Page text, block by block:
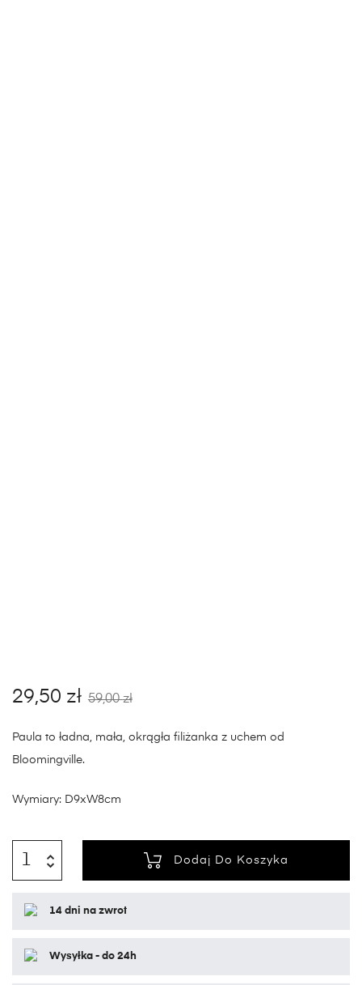
59,00zł
29,50 zł
Paula to ładna, mała, okrągła filiżanka z uchem od
Bloomingville.
Wymiary: D9xW8cm
Dodaj Do Koszyka
14 dni na zwrot
Wysyłka - do 24h